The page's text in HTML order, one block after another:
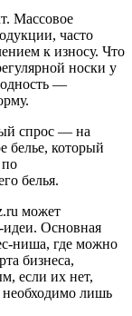
Массовое
часто
к износу. Что
носки у
—
спрос — на
белье, который
белья.
может
идеи. Основная
ниша, где можно
бизнеса,
если их нет,
необходимо лишь